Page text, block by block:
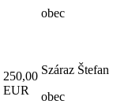
obec
250,00
EUR
Száraz Štefan
obec